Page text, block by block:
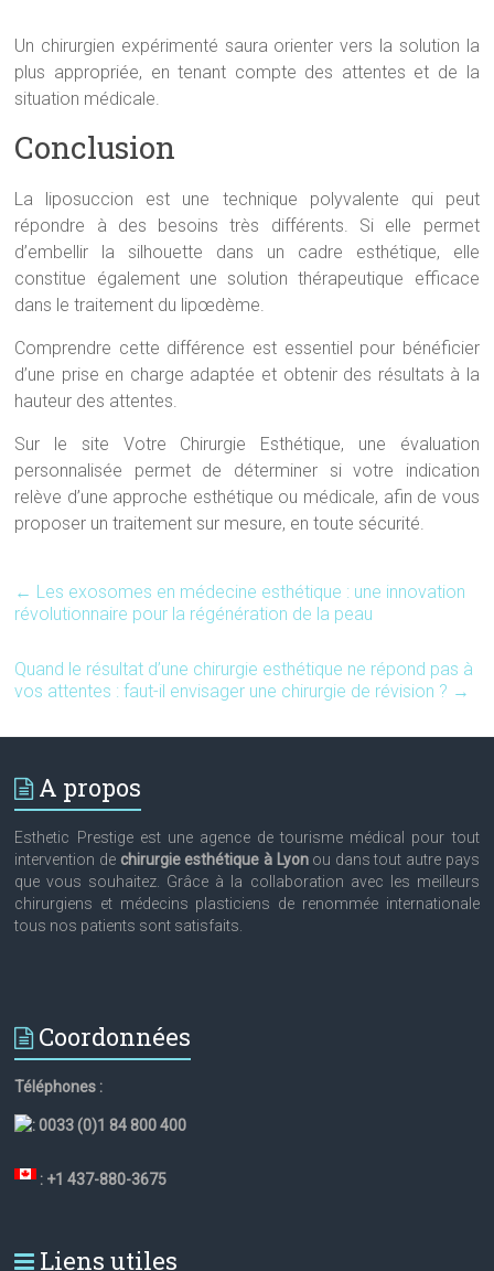
Un chirurgien expérimenté saura orienter vers la solution la
plus appropriée, en tenant compte des attentes et de la
situation médicale.
Conclusion
La liposuccion est une technique polyvalente qui peut
répondre à des besoins très différents. Si elle permet
d’embellir la silhouette dans un cadre esthétique, elle
constitue également une solution thérapeutique efficace
dans le traitement du lipœdème.
Comprendre cette différence est essentiel pour bénéficier
d’une prise en charge adaptée et obtenir des résultats à la
hauteur des attentes.
Sur le site Votre Chirurgie Esthétique, une évaluation
personnalisée permet de déterminer si votre indication
relève d’une approche esthétique ou médicale, afin de vous
proposer un traitement sur mesure, en toute sécurité.
← Les exosomes en médecine esthétique : une innovation
révolutionnaire pour la régénération de la peau
Quand le résultat d’une chirurgie esthétique ne répond pas à
vos attentes : faut-il envisager une chirurgie de révision ? →
A propos
Esthetic Prestige est une agence de tourisme médical pour tout
intervention de chirurgie esthétique à Lyonou dans tout autre pays
que vous souhaitez. Grâce à la collaboration avec les meilleurs
chirurgiens et médecins plasticiens de renommée internationale
tous nos patients sont satisfaits.
Coordonnées
Téléphones :
:0033 (0)1 84 800 400
: +1 437-880-3675
Liens utiles